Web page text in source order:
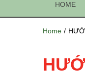
HOME
Home /